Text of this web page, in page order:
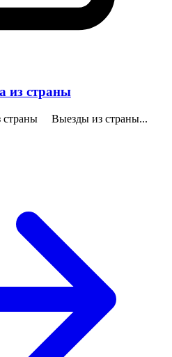
из страны
Выезды из страны...